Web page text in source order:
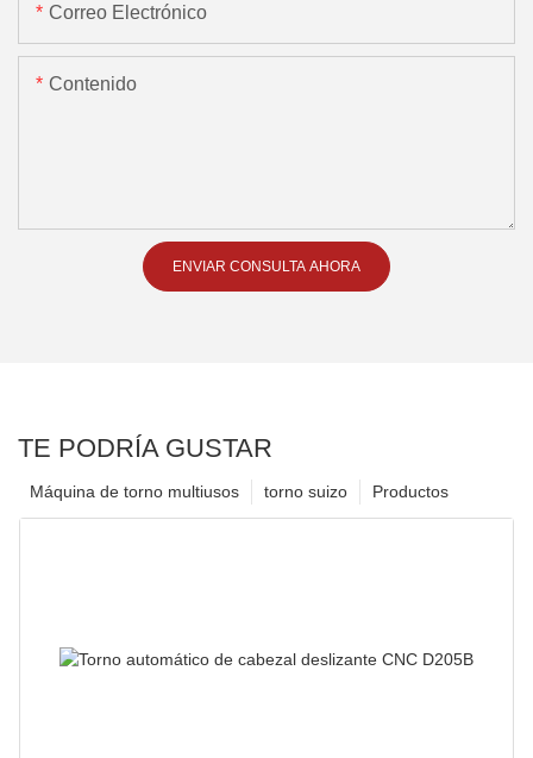
Correo Electrónico
Contenido
ENVIAR CONSULTA AHORA
TE PODRÍA GUSTAR
Productos
torno suizo
Máquina de torno multiusos